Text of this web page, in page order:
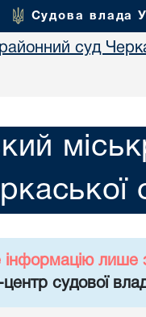
Судова влада
суд
лише
судової